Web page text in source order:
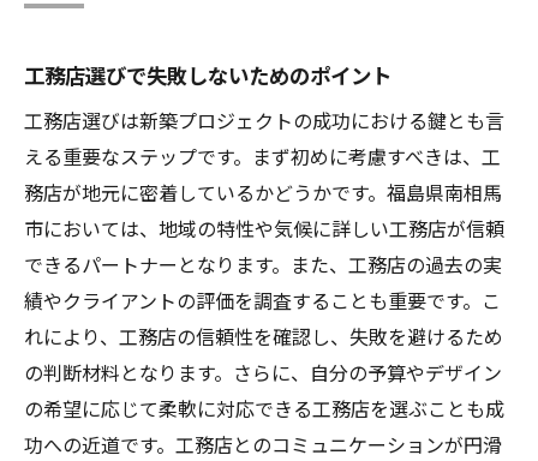
工務店選びで失敗しないためのポイント
工務店選びは新築プロジェクトの成功における鍵とも言
える重要なステップです。まず初めに考慮すべきは、工
務店が地元に密着しているかどうかです。福島県南相馬
市においては、地域の特性や気候に詳しい工務店が信頼
できるパートナーとなります。また、工務店の過去の実
績やクライアントの評価を調査することも重要です。こ
れにより、工務店の信頼性を確認し、失敗を避けるため
の判断材料となります。さらに、自分の予算やデザイン
の希望に応じて柔軟に対応できる工務店を選ぶことも成
功への近道です。工務店とのコミュニケーションが円滑